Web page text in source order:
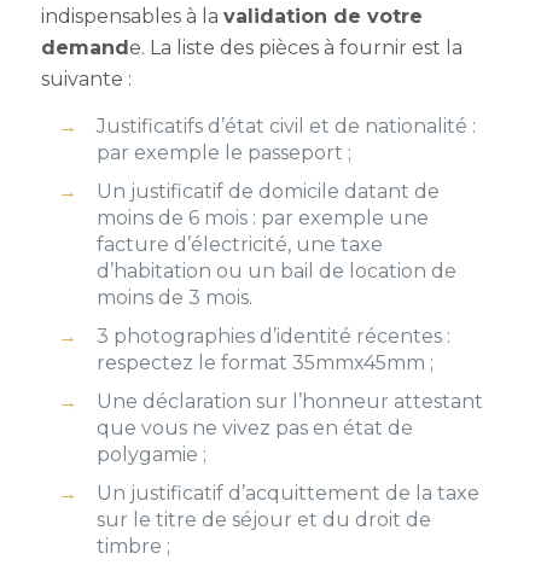
indispensables à la validation de votre
demande. La liste des pièces à fournir est la
suivante :
Justificatifs d’état civil et de nationalité :
par exemple le passeport ;
Un justificatif de domicile datant de
moins de 6 mois : par exemple une
facture d’électricité, une taxe
d’habitation ou un bail de location de
moins de 3 mois.
3 photographies d’identité récentes :
respectez le format 35mmx45mm ;
Une déclaration sur l’honneur attestant
que vous ne vivez pas en état de
polygamie ;
Un justificatif d’acquittement de la taxe
sur le titre de séjour et du droit de
timbre ;